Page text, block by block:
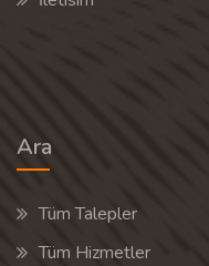
Ara
Tüm Talepler
Tüm Hizmetler